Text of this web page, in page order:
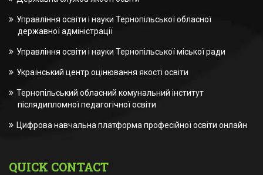
Управління освіти і науки Тернопільської обласної
державної адміністрації
Управління освіти і науки Тернопільської міської ради
Український центр оцінювання якості освіти
Тернопільський обласний комунальний інститут
післядипломної педагогічної освіти
Цифрова навчальна платформа професійної освіти онлайн
QUICK CONTACT